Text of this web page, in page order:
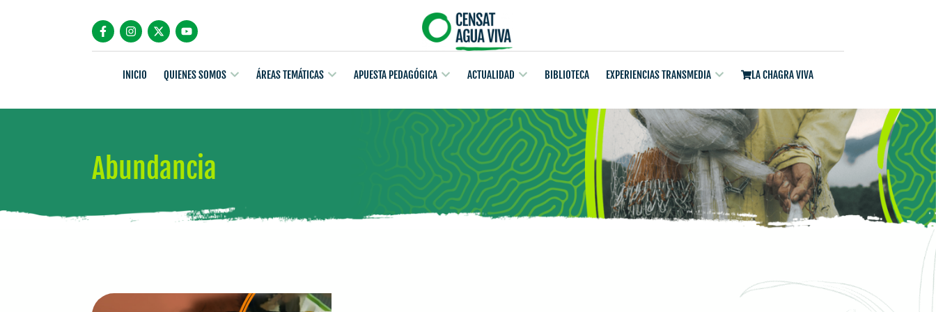
INICIO QUIENES SOMOS ÁREAS TEMÁTICAS APUESTA PEDAGÓGICA ACTUALIDAD BIBLIOTECA EXPERIENCIAS TRANSMEDIA LA CHAGRA VIVA
Abundancia